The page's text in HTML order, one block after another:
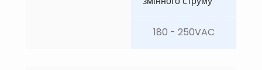
180 - 250VAC